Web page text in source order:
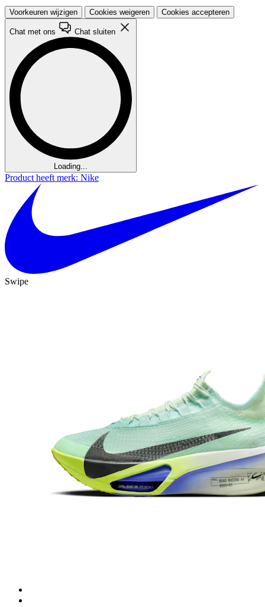
Voorkeuren wijzigen Cookies weigeren Cookies accepteren
Chat met ons Chat sluiten
Loading...
Product heeft merk: Nike
Swipe